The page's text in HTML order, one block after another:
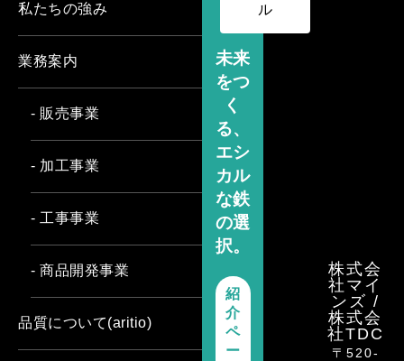
株式会
社マイ
ンズ /
株式会
社TDC
〒520-
未来
をつ
く
る、
エシ
カル
な鉄
の選
択。
紹
介
ペ
ー
私たちの強み
業務案内
- 販売事業
- 加工事業
- 工事事業
- 商品開発事業
品質について(aritio)